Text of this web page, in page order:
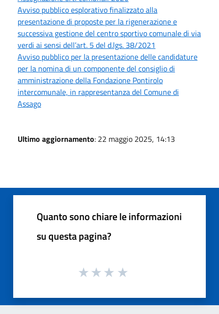
Avviso pubblico esplorativo finalizzato alla
presentazione di proposte per la rigenerazione e
successiva gestione del centro sportivo comunale di via
verdi ai sensi dell’art. 5 del d.lgs. 38/2021
Avviso pubblico per la presentazione delle candidature
per la nomina di un componente del consiglio di
amministrazione della Fondazione Pontirolo
intercomunale, in rappresentanza del Comune di
Assago
Ultimo aggiornamento: 22 maggio 2025, 14:13
Quanto sono chiare le informazioni
su questa pagina?